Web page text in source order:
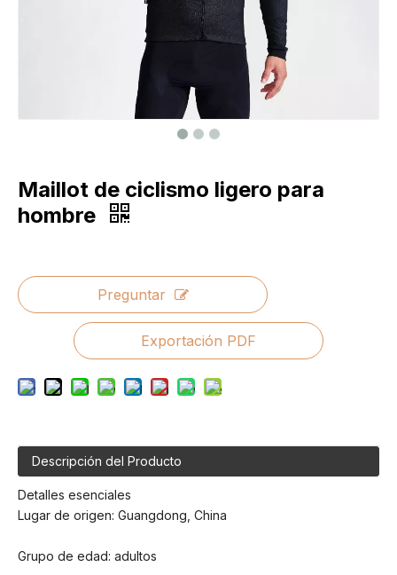
Maillot de ciclismo ligero para
hombre
Preguntar
Exportación PDF
Descripción del Producto
Detalles esenciales
Lugar de origen: Guangdong, China
Grupo de edad: adultos